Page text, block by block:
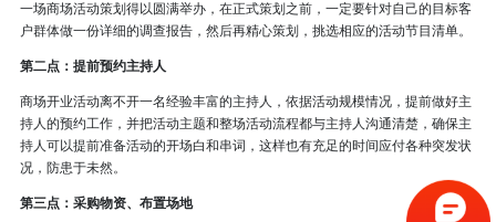
一场商场活动策划得以圆满举办，在正式策划之前，一定要针对自己的目标客
户群体做一份详细的调查报告，然后再精心策划，挑选相应的活动节目清单。
第二点：提前预约主持人
商场开业活动离不开一名经验丰富的主持人，依据活动规模情况，提前做好主
持人的预约工作，并把活动主题和整场活动流程都与主持人沟通清楚，确保主
持人可以提前准备活动的开场白和串词，这样也有充足的时间应付各种突发状
况，防患于未然。
第三点：采购物资、布置场地